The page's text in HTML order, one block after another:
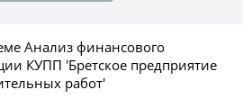
Анализ финансового
КУПП 'Бретское предприятие
работ'